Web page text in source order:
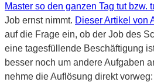
Master so den ganzen Tag tut bzw.
Job ernst nimmt. Dieser Artikel von
auf die Frage ein, ob der Job des
eine tagesfüllende Beschäftigung
besser noch um andere Aufgaben
nehme die Auflösung direkt